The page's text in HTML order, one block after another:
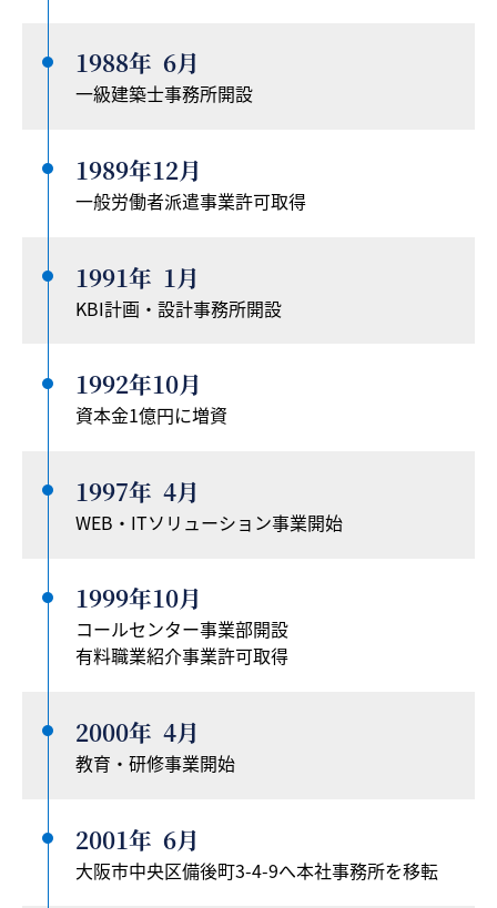
1988年 6月
一級建築士事務所開設
1989年12月
一般労働者派遣事業許可取得
1991年 1月
KBI計画・設計事務所開設
1992年10月
資本金1億円に増資
1997年 4月
WEB・ITソリューション事業開始
1999年10月
コールセンター事業部開設
有料職業紹介事業許可取得
2000年 4月
教育・研修事業開始
2001年 6月
大阪市中央区備後町3-4-9へ本社事務所を移転